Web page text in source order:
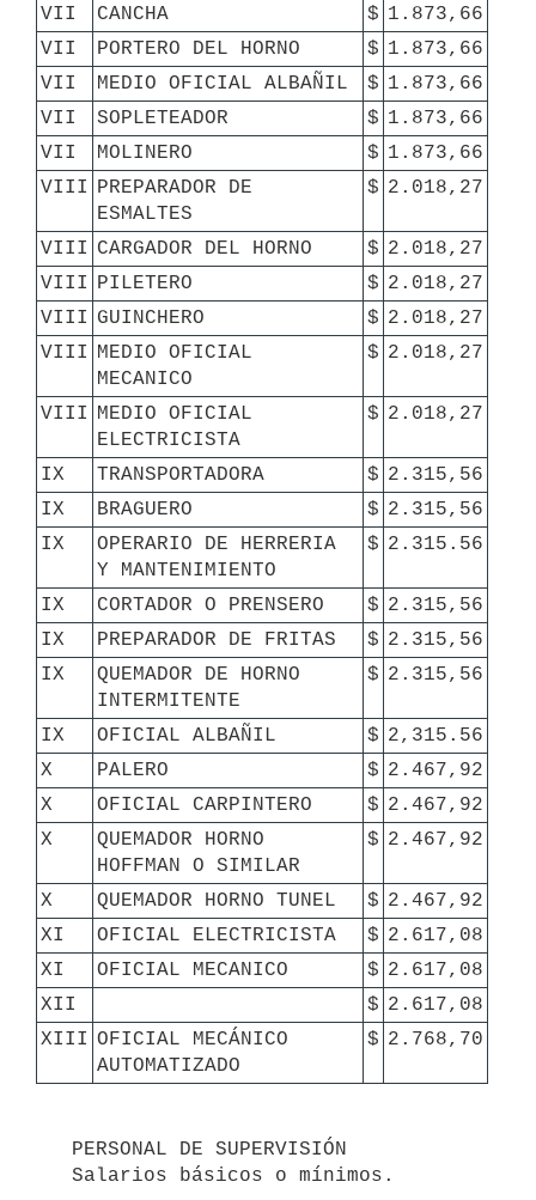
VII
CANCHA $ 1.873,66
VII
PORTERO DEL HORNO $ 1.873,66
VII
MEDIO OFICIAL ALBAÑIL $ 1.873,66
VII
SOPLETEADOR $ 1.873,66
VII
MOLINERO $ 1.873,66
VIII
PREPARADOR DE
ESMALTES
$ 2.018,27
VIII CARGADOR DEL HORNO $ 2.018,27
VIII
PILETERO $ 2.018,27
VIII GUINCHERO $ 2.018,27
VIII
MEDIO OFICIAL
MECANICO
$ 2.018,27
VIII
MEDIO OFICIAL
ELECTRICISTA
$ 2.018,27
IX TRANSPORTADORA $ 2.315,56
IX
BRAGUERO $ 2.315,56
IX
OPERARIO DE HERRERIA
Y MANTENIMIENTO
$ 2.315.56
IX CORTADOR O PRENSERO $ 2.315,56
IX
PREPARADOR DE FRITAS $ 2.315,56
IX
QUEMADOR DE HORNO
INTERMITENTE
$ 2.315,56
IX OFICIAL ALBAÑIL $ 2,315.56
X
PALERO $ 2.467,92
X
OFICIAL CARPINTERO $ 2.467,92
X
QUEMADOR HORNO
HOFFMAN O SIMILAR
$ 2.467,92
X QUEMADOR HORNO TUNEL $ 2.467,92
XI
OFICIAL ELECTRICISTA $ 2.617,08
XI
OFICIAL MECANICO $ 2.617,08
XII
$ 2.617,08
XIII OFICIAL MECÁNICO
AUTOMATIZADO
$ 2.768,70